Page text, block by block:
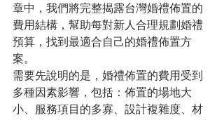
章中，我們將完整揭露台灣婚禮佈置的
費用結構，幫助每對新人合理規劃婚禮
預算，找到最適合自己的婚禮佈置方
案。
需要先說明的是，婚禮佈置的費用受到
多種因素影響，包括：佈置的場地大
小、服務項目的多寡、設計複雜度、材